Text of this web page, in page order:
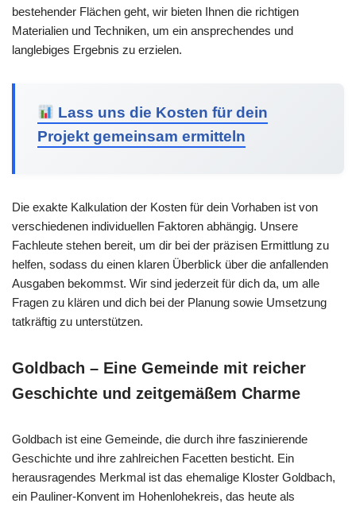
bestehender Flächen geht, wir bieten Ihnen die richtigen
Materialien und Techniken, um ein ansprechendes und
langlebiges Ergebnis zu erzielen.
Lass uns die Kosten für dein
Projekt gemeinsam ermitteln
Die exakte Kalkulation der Kosten für dein Vorhaben ist von
verschiedenen individuellen Faktoren abhängig. Unsere
Fachleute stehen bereit, um dir bei der präzisen Ermittlung zu
helfen, sodass du einen klaren Überblick über die anfallenden
Ausgaben bekommst. Wir sind jederzeit für dich da, um alle
Fragen zu klären und dich bei der Planung sowie Umsetzung
tatkräftig zu unterstützen.
Goldbach – Eine Gemeinde mit reicher
Geschichte und zeitgemäßem Charme
Goldbach ist eine Gemeinde, die durch ihre faszinierende
Geschichte und ihre zahlreichen Facetten besticht. Ein
herausragendes Merkmal ist das ehemalige Kloster Goldbach,
ein Pauliner-Konvent im Hohenlohekreis, das heute als